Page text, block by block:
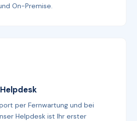
On-Premise.
per Fernwartung und bei
Helpdesk ist Ihr erster